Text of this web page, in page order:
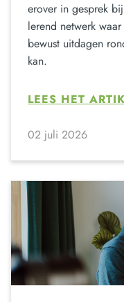
erover in gesprek
lerend netwerk
bewust uitdagen
kan.
LEES HET
02 juli 2026